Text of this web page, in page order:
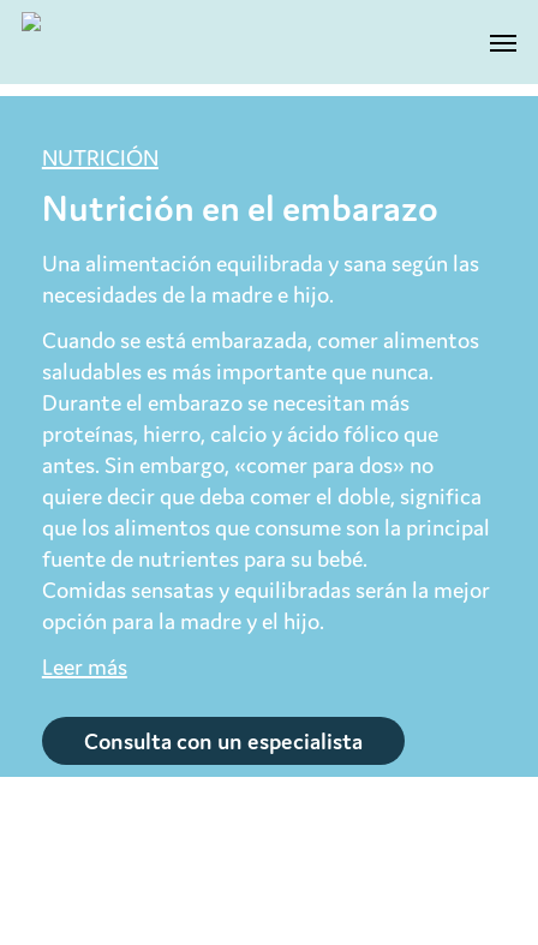
Skip
Menu
NUTRICIÓN
Nutrición en el embarazo
Una alimentación equilibrada y sana según las
necesidades de la madre e hijo.
Cuando se está embarazada, comer alimentos
saludables es más importante que nunca.
Durante el embarazo se necesitan más
proteínas, hierro, calcio y ácido fólico que
antes. Sin embargo, «comer para dos» no
quiere decir que deba comer el doble, significa
que los alimentos que consume son la principal
fuente de nutrientes para su bebé.
Comidas sensatas y equilibradas serán la mejor
opción para la madre y el hijo.
Leer más
Consulta con un especialista